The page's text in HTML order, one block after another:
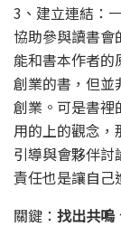
3、建立連結：
協助參與讀書會
能和書本作者
創業的書，但並
創業。可是書裡
用的上的觀念
引導與會夥伴
責任也是讓自己
關鍵： 找出共嗚